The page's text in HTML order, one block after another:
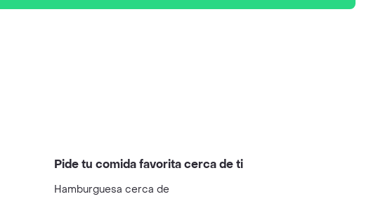
Pide tu comida favorita cerca de ti
Hamburguesa cerca de